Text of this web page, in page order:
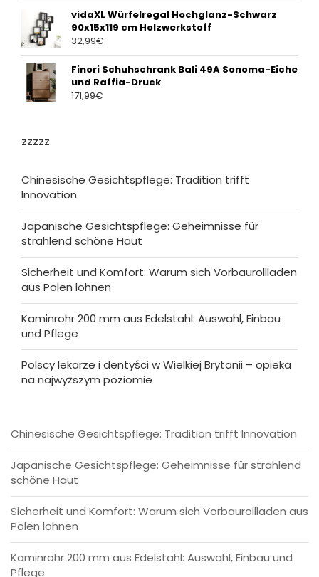
vidaXL Würfelregal Hochglanz-Schwarz
90x15x119 cm Holzwerkstoff
32,99€
Finori Schuhschrank Bali 49A Sonoma-Eiche
und Raffia-Druck
171,99€
zzzzz
Chinesische Gesichtspflege: Tradition trifft
Innovation
Japanische Gesichtspflege: Geheimnisse für
strahlend schöne Haut
Sicherheit und Komfort: Warum sich Vorbaurollladen
aus Polen lohnen
Kaminrohr 200 mm aus Edelstahl: Auswahl, Einbau
und Pflege
Polscy lekarze i dentyści w Wielkiej Brytanii – opieka
na najwyższym poziomie
Chinesische Gesichtspflege: Tradition trifft Innovation
Japanische Gesichtspflege: Geheimnisse für strahlend
schöne Haut
Sicherheit und Komfort: Warum sich Vorbaurollladen aus
Polen lohnen
Kaminrohr 200 mm aus Edelstahl: Auswahl, Einbau und
Pflege